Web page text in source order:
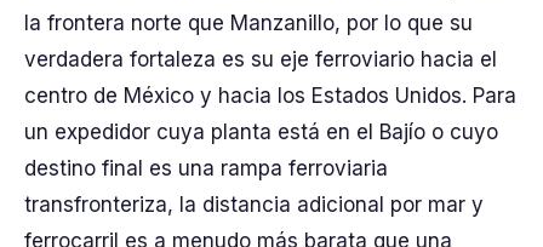
la frontera norte que Manzanillo, por lo que su
verdadera fortaleza es su eje ferroviario hacia el
centro de México y hacia los Estados Unidos. Para
un expedidor cuya planta está en el Bajío o cuyo
destino final es una rampa ferroviaria
transfronteriza, la distancia adicional por mar y
ferrocarril es a menudo más barata que una